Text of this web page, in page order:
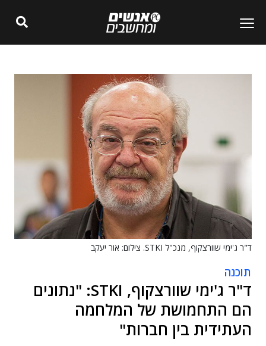
ד"ר ג'ימי שוורצקוף, מנכ"ל STKI. צילום: אור יעקב
תוכנה
ד"ר ג'ימי שוורצקוף, STKI: "נתונים
הם התחמושת של המלחמה
העתידית בין חברות"